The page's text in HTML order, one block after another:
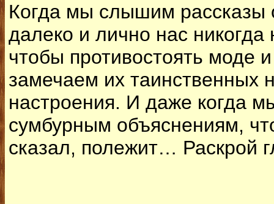
Когда мы слышим рассказы
далеко и лично нас
чтобы противостоять моде
замечаем их таинственных
настроения. И даже когда
сумбурным объяснениям,
сказал, полежит… Раскрой